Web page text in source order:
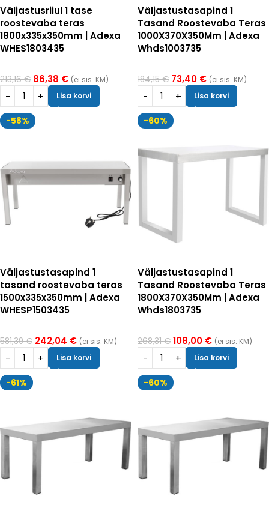
Väljastusriiul 1 tase
roostevaba teras
1800x335x350mm | Adexa
WHES1803435
213,16€ 86,38 € (ei sis. KM)
Lisa korvi
Väljastustasapind 1
Tasand Roostevaba Teras
1000X370X350Mm | Adexa
Whds1003735
184,15€ 73,40 € (ei sis. KM)
Lisa korvi
-58%
Väljastustasapind 1
tasand roostevaba teras
1500x335x350mm | Adexa
WHESP1503435
581,39€ 242,04 € (ei sis. KM)
Lisa korvi
-60%
Väljastustasapind 1
Tasand Roostevaba Teras
1800X370X350Mm | Adexa
Whds1803735
268,31€ 108,00 € (ei sis. KM)
Lisa korvi
-61% -60%